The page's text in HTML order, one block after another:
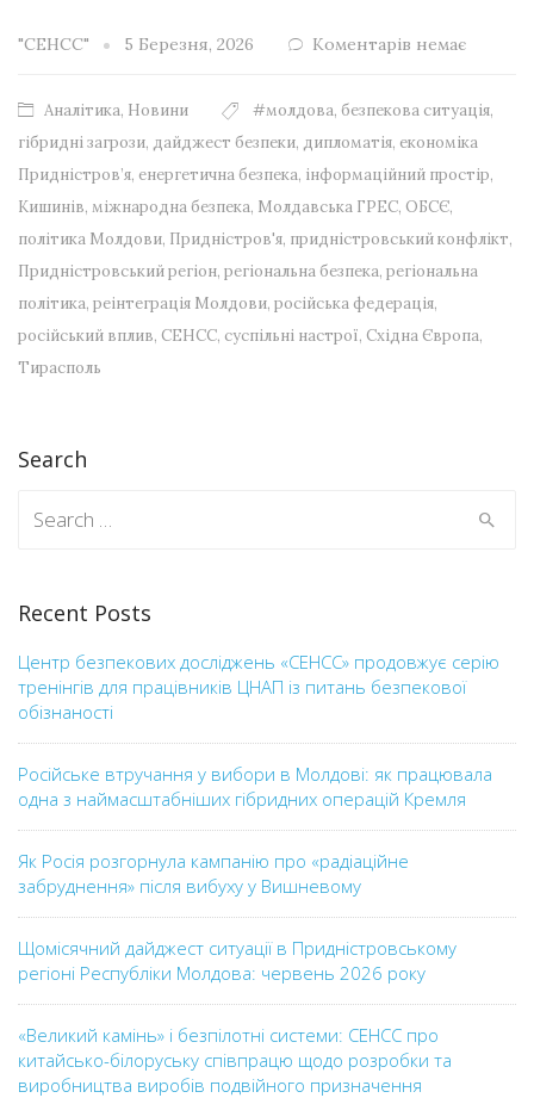
"СЕНСС" 5 Березня, 2026 Коментарів немає
Аналітика, Новини #молдова, безпекова ситуація,
гібридні загрози, дайджест безпеки, дипломатія, економіка
Придністров’я, енергетична безпека, інформаційний простір,
Кишинів, міжнародна безпека, Молдавська ГРЕС, ОБСЄ,
політика Молдови, Придністров'я, придністровський конфлікт,
Придністровський регіон, регіональна безпека, регіональна
політика, реінтеграція Молдови, російська федерація,
російський вплив, СЕНСС, суспільні настрої, Східна Європа,
Тирасполь
Search
Recent Posts
Центр безпекових досліджень «СЕНСС» продовжує серію
тренінгів для працівників ЦНАП із питань безпекової
обізнаності
Російське втручання у вибори в Молдові: як працювала
одна з наймасштабніших гібридних операцій Кремля
Як Росія розгорнула кампанію про «радіаційне
забруднення» після вибуху у Вишневому
Щомісячний дайджест ситуації в Придністровському
регіоні Республіки Молдова: червень 2026 року
«Великий камінь» і безпілотні системи: СЕНСС про
китайсько-білоруську співпрацю щодо розробки та
виробництва виробів подвійного призначення